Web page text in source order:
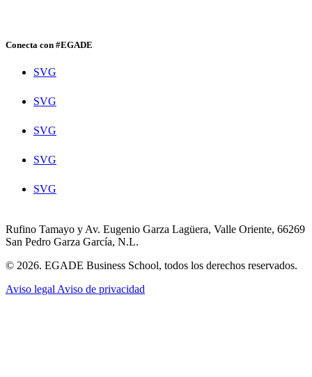
Conecta con #EGADE
SVG
SVG
SVG
SVG
SVG
Rufino Tamayo y Av. Eugenio Garza Lagüera, Valle Oriente, 66269
San Pedro Garza García, N.L.
© 2026. EGADE Business School, todos los derechos reservados.
Aviso legal Aviso de privacidad